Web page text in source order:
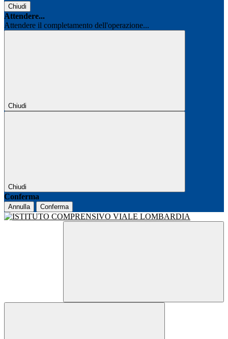
Chiudi
Attendere...
Attendere il completamento dell'operazione...
Chiudi
Chiudi
Conferma
Annulla Conferma